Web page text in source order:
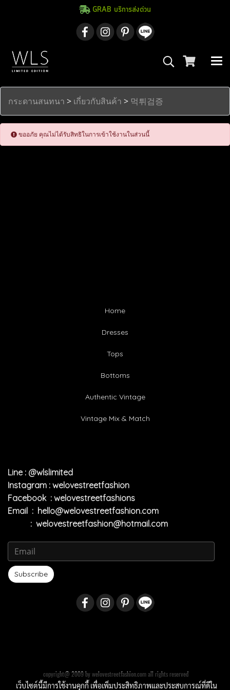
GRAB บริการส่งด่วน
กระดานสนทนา > เกี่ยวกับสินค้า > 먹튀검증
ขออภัย คุณไม่ได้รับสิทธิในการเข้าใช้งานในส่วนนี้
Home
Dresses
Tops
Bottoms
Authentic Vintage
Vintage Mix & Match
Line : @wlslimited
Instagram : welovestreetfashion
Facebook : welovestreetfashions
Email : hello@welovestreetfashion.com
: welovestreetfashion@hotmail.com
Subscribe
copyright@ 2009 by welovestreetfashion.com all rights reserved
เว็บไซต์นี้มีการใช้งานคุกกี้ เพื่อเพิ่มประสิทธิภาพและประสบการณ์ที่ดีใน